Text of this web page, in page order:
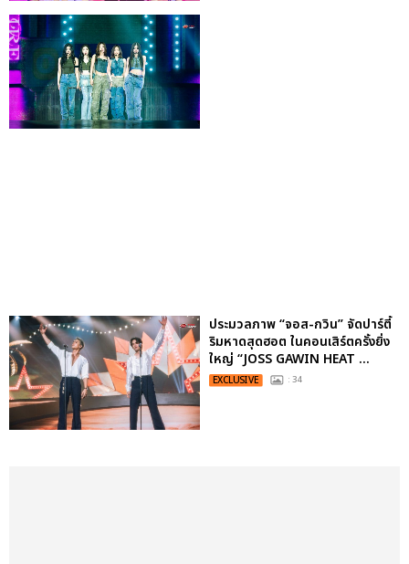
ประมวลภาพ “จอส-กวิน” จัดปาร์ตี้
ริมหาดสุดฮอต ในคอนเสิร์ตครั้งยิ่ง
ใหญ่ “JOSS GAWIN HEAT ...
EXCLUSIVE : 34